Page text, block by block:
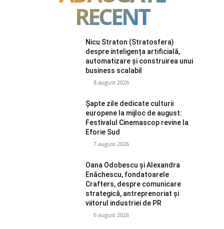
RECENT
Nicu Straton (Stratosfera)
despre inteligența artificială,
automatizare și construirea unui
business scalabil
8 august 2026
Șapte zile dedicate culturii
europene la mijloc de august:
Festivalul Cinemascop revine la
Eforie Sud
7 august 2026
Oana Odobescu și Alexandra
Enăchescu, fondatoarele
Crafters, despre comunicare
strategică, antreprenoriat și
viitorul industriei de PR
6 august 2026